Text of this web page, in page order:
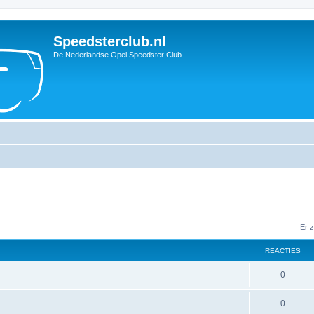
Speedsterclub.nl
De Nederlandse Opel Speedster Club
Er
REACTIES
0R
e
0R